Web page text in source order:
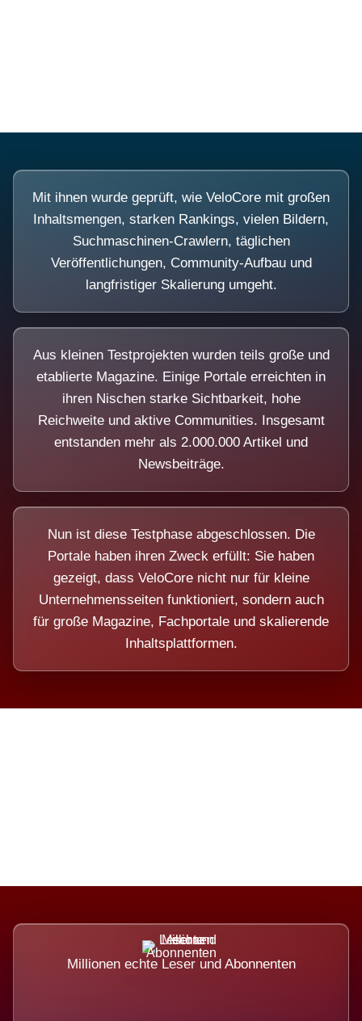
Mit ihnen wurde geprüft, wie VeloCore mit großen
Inhaltsmengen, starken Rankings, vielen Bildern,
Suchmaschinen-Crawlern, täglichen
Veröffentlichungen, Community-Aufbau und
langfristiger Skalierung umgeht.
Aus kleinen Testprojekten wurden teils große und
etablierte Magazine. Einige Portale erreichten in
ihren Nischen starke Sichtbarkeit, hohe
Reichweite und aktive Communities. Insgesamt
entstanden mehr als 2.000.000 Artikel und
Newsbeiträge.
Nun ist diese Testphase abgeschlossen. Die
Portale haben ihren Zweck erfüllt: Sie haben
gezeigt, dass VeloCore nicht nur für kleine
Unternehmensseiten funktioniert, sondern auch
für große Magazine, Fachportale und skalierende
Inhaltsplattformen.
Millionen echte Leser und Abonnenten